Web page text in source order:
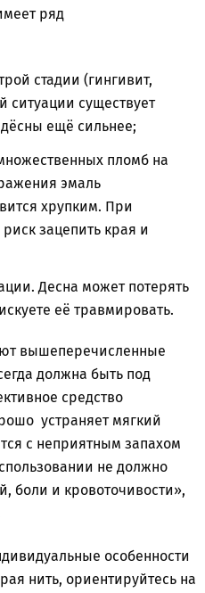
ряд
стадии (гингивит,
ситуации существует
ещё сильнее;
пломб на
эмаль
хрупким. При
зацепить края и
Десна может потерять
её травмировать.
вышеперечисленные
должна быть под
средство
устраняет мягкий
с неприятным запахом
не должно
боли и кровоточивости»,
особенности
нить, ориентируйтесь на